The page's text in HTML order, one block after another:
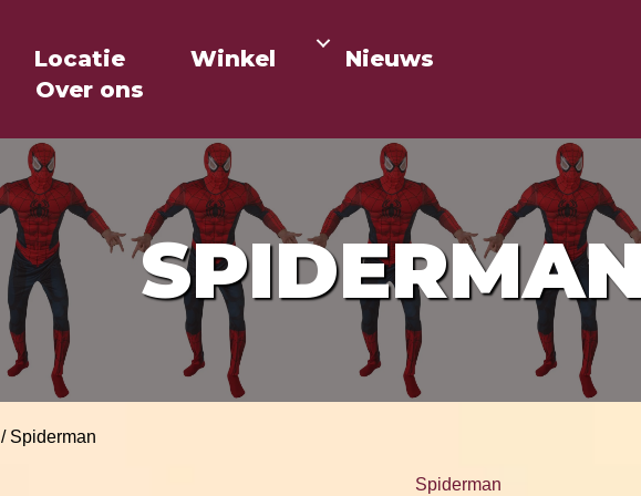
Locatie Winkel
Nieuws
Over ons
/ Spiderman
Spiderman